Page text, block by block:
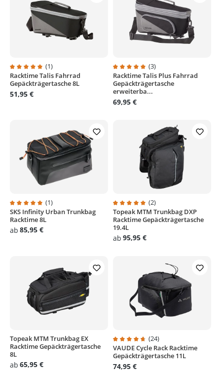
Durchschnittliche Bewertung von 5 von 5 Sternen
(1)
Racktime Talis Fahrrad
Gepäckträgertasche 8L
51,95 €
Durchschnittliche Bewertung
(3)
Racktime Talis Plus Fahrrad
Gepäckträgertasche
erweiterba...
69,95 €
Durchschnittliche Bewertung von 5 von 5 Sternen
(1)
SKS Infinity Urban Trunkbag
Racktime 8L
ab 85,95 €
Durchschnittliche Bewertung
(2)
Topeak MTM Trunkbag DXP
Racktime Gepäckträgertasche
19.4L
ab 95,95 €
Topeak MTM Trunkbag EX
Racktime Gepäckträgertasche
8L
ab 65,95 €
Durchschnittliche Bewertung
(24)
VAUDE Cycle Rack Racktime
Gepäckträgertasche 11L
74,95 €